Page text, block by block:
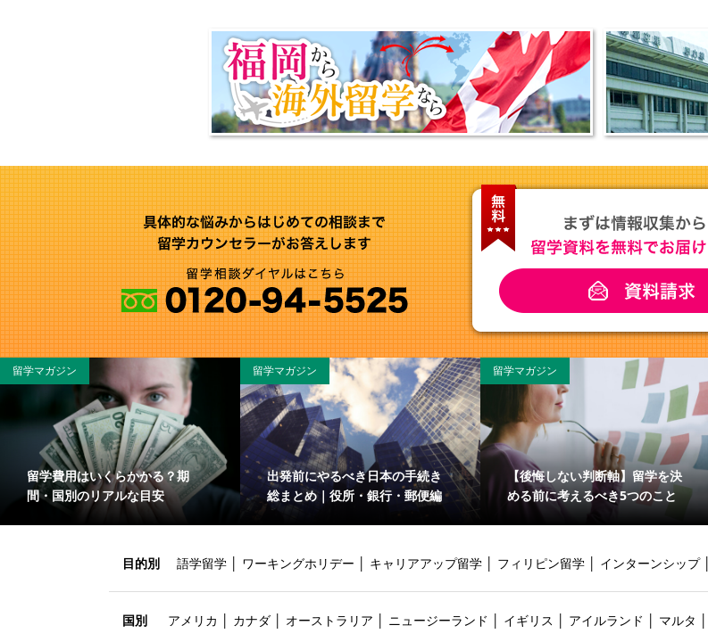
留学マガジン
留学費用はいくらかかる？期
間・国別のリアルな目安
留学マガジン
出発前にやるべき日本の手続き
総まとめ｜役所・銀行・郵便編
留学マガジン
【後悔しない判断軸】留学を決
める前に考えるべき5つのこと
目的別 語学留学 ワーキングホリデー キャリアアップ留学 フィリピン留学 インターンシップ│
国別 アメリカ カナダ オーストラリア ニュージーランド イギリス アイルランド マルタ